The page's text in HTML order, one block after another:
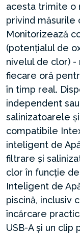
acesta trimite o
privind măsurile
Monitorizează
(potențialul de
nivelul de clor)
fiecare oră
în timp real.
independent
salinizatoarele
compatibile
inteligent de
filtrare și
clor în funcție
Inteligent de
piscină, inclusiv
încărcare
USB-A și un clip